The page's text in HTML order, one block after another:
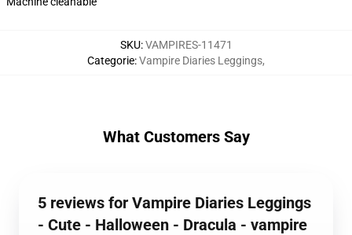
SKU:VAMPIRES-11471
Categorie:Vampire Diaries Leggings,
What Customers Say
5 reviews for Vampire Diaries Leggings
- Cute - Halloween - Dracula - vampire